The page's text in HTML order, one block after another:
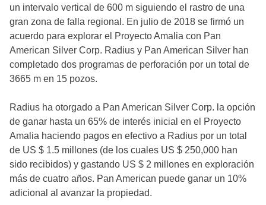
un intervalo vertical de 600 m siguiendo el rastro de una
gran zona de falla regional. En julio de 2018 se firmó un
acuerdo para explorar el Proyecto Amalia con Pan
American Silver Corp. Radius y Pan American Silver han
completado dos programas de perforación por un total de
3665 m en 15 pozos.
Radius ha otorgado a Pan American Silver Corp. la opción
de ganar hasta un 65% de interés inicial en el Proyecto
Amalia haciendo pagos en efectivo a Radius por un total
de US $ 1.5 millones (de los cuales US $ 250,000 han
sido recibidos) y gastando US $ 2 millones en exploración
más de cuatro años. Pan American puede ganar un 10%
adicional al avanzar la propiedad.